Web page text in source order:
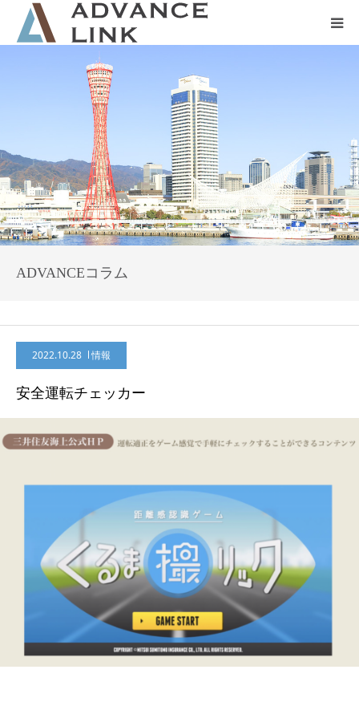
ADVANCEコラム
2022.10.28 情報
安全運転チェッカー
会社概要
ネット保険
事業保険